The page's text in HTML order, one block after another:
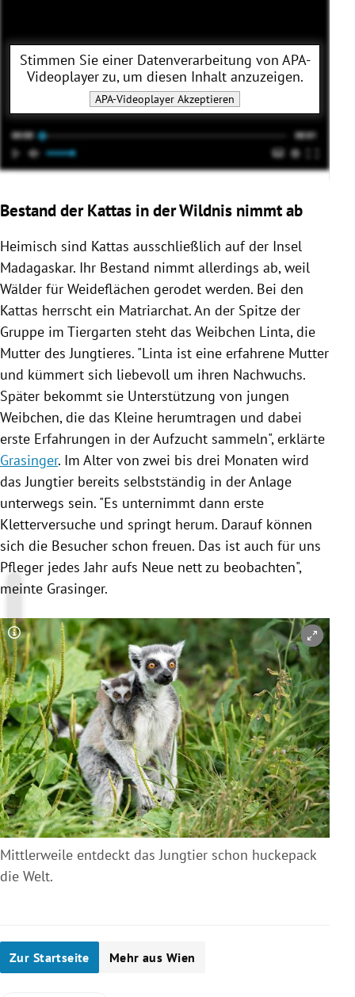
Stimmen Sie einer Datenverarbeitung von APA-
Videoplayerzu, um diesen Inhalt anzuzeigen.
APA-Videoplayer Akzeptieren
Bestand der Kattas in der Wildnis nimmt ab
Heimisch sind Kattas ausschließlich auf der Insel
Madagaskar. Ihr Bestand nimmt allerdings ab, weil
Wälder für Weideflächen gerodet werden. Bei den
Kattas herrscht ein Matriarchat. An der Spitze der
Gruppe im Tiergarten steht das Weibchen Linta, die
Mutter des Jungtieres. "Linta ist eine erfahrene Mutter
und kümmert sich liebevoll um ihren Nachwuchs.
Später bekommt sie Unterstützung von jungen
Weibchen, die das Kleine herumtragen und dabei
erste Erfahrungen in der Aufzucht sammeln", erklärte
Grasinger. Im Alter von zwei bis drei Monaten wird
das Jungtier bereits selbstständig in der Anlage
unterwegs sein. "Es unternimmt dann erste
Kletterversuche und springt herum. Darauf können
sich die Besucher schon freuen. Das ist auch für uns
Pfleger jedes Jahr aufs Neue nett zu beobachten",
meinte Grasinger.
Copyright-Hinweis öffnen/schließen
Mittlerweile entdeckt das Jungtier schon huckepack
die Welt.
Zur Startseite Mehr aus Wien